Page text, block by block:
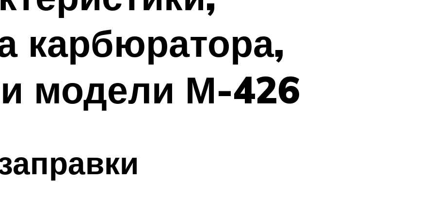
карбюратора,
модели М-426